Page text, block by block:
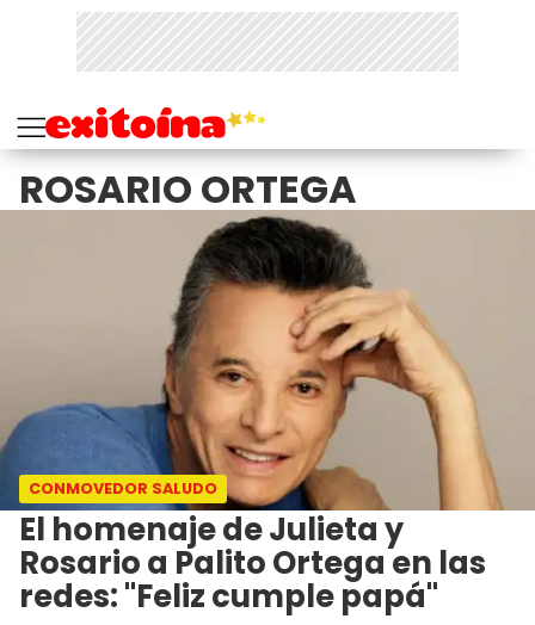
ROSARIO ORTEGA
CONMOVEDOR SALUDO
El homenaje de Julieta y
Rosario a Palito Ortega en las
redes: "Feliz cumple papá"